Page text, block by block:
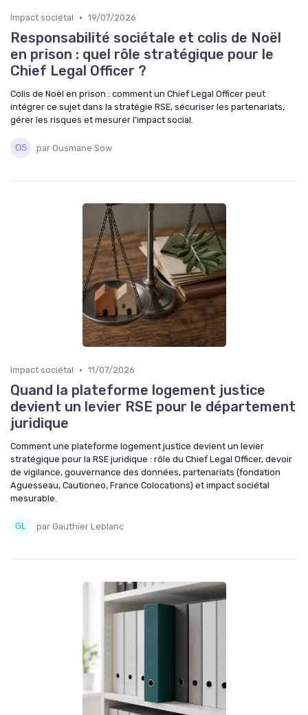
Impact sociétal • 19/07/2026
Responsabilité sociétale et colis de Noël
en prison : quel rôle stratégique pour le
Chief Legal Officer ?
Colis de Noël en prison : comment un Chief Legal Officer peut
intégrer ce sujet dans la stratégie RSE, sécuriser les partenariats,
gérer les risques et mesurer l’impact social.
par Ousmane Sow
Impact sociétal • 11/07/2026
Quand la plateforme logement justice
devient un levier RSE pour le département
juridique
Comment une plateforme logement justice devient un levier
stratégique pour la RSE juridique : rôle du Chief Legal Officer, devoir
de vigilance, gouvernance des données, partenariats (fondation
Aguesseau, Cautioneo, France Colocations) et impact sociétal
mesurable.
par Gauthier Leblanc